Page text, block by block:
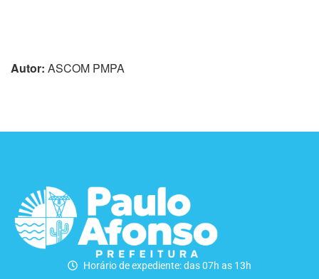
Autor: ASCOM PMPA
Horário de expediente: das 07h as 13h